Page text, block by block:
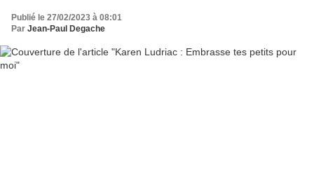
Publié le 27/02/2023 à 08:01
Par Jean-Paul Degache